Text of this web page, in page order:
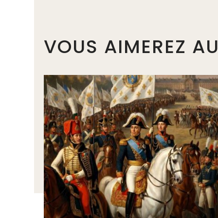
VOUS AIMEREZ